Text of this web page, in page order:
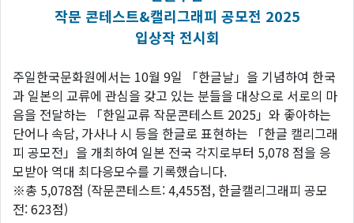
작문 콘테스트&캘리그래피 공모전 2025
입상작 전시회
주일한국문화원에서는 10월 9일 「한글날」을 기념하여 한국
과 일본의 교류에 관심을 갖고 있는 분들을 대상으로 서로의 마
음을 전달하는 「한일교류 작문콘테스트 2025」와 좋아하는
단어나 속담, 가사나 시 등을 한글로 표현하는 「한글 캘리그래
피 공모전」을 개최하여 일본 전국 각지로부터 5,078 점을 응
모받아 역대 최다응모수를 기록했습니다.
※총 5,078점 (작문콘테스트: 4,455점, 한글캘리그래피 공모
전: 623점)